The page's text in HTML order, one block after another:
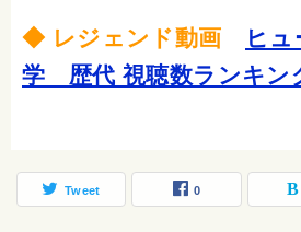
◆ レジェンド動画
ヒ
学 歴代 視聴数ランキン
Tweet 0